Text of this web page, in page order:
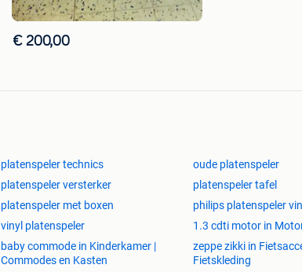
€ 200,00
platenspeler technics oude platenspeler
platenspeler versterker platenspeler tafel
platenspeler met boxen philips platenspeler
vinyl platenspeler 1.3 cdti motor in
baby commode in Kinderkamer |
Commodes en Kasten
zeppe zikki in
Fietskleding